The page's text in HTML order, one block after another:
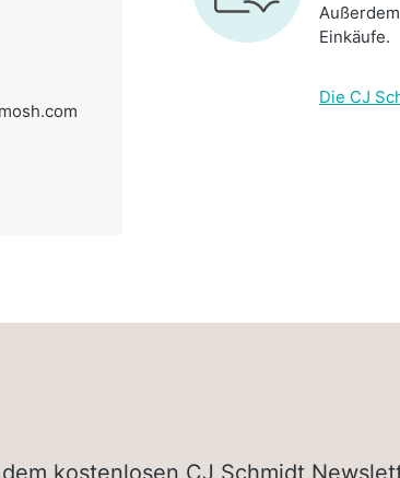
Einkäufe.
Die CJ
kostenlosen CJ Schmidt